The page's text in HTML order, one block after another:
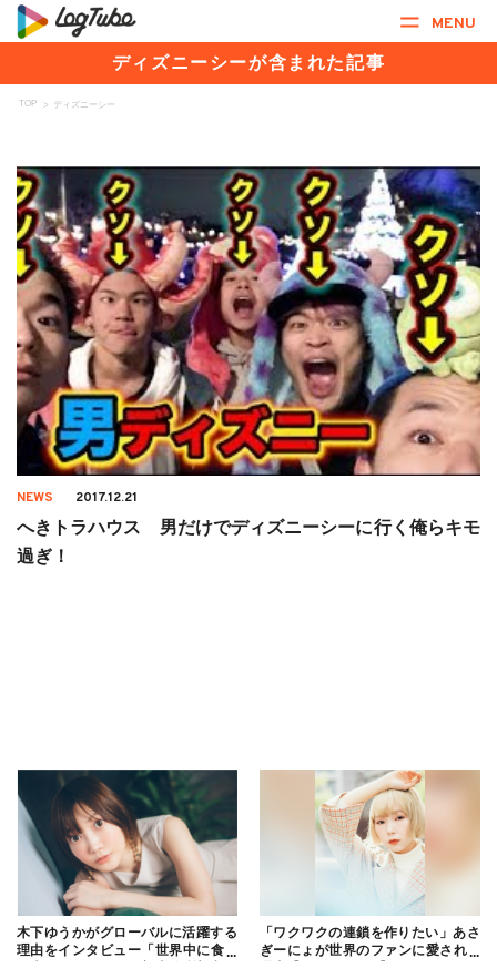
MENU
ディズニーシーが含まれた記事
TOP > ディズニーシー
NEWS 2017.12.21
へきトラハウス 男だけでディズニーシーに行く俺らキモ
過ぎ！
木下ゆうかがグローバルに活躍する
理由をインタビュー「世界中に食べ
「ワクワクの連鎖を作りたい」あさ
ぎーにょが世界のファンに愛される